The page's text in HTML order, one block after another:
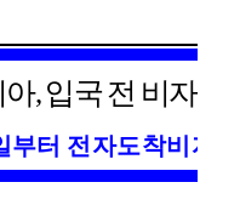
, 입국 전 비자발
부터 전자도착비자